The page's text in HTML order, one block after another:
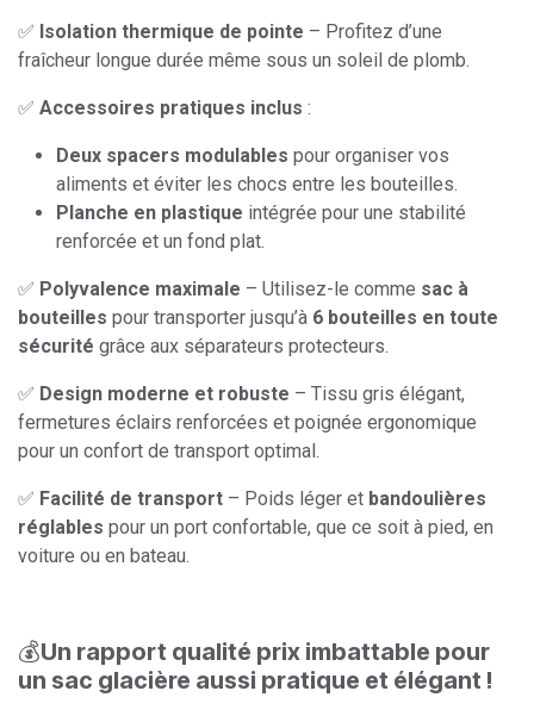
✅ Isolation thermique de pointe – Profitez d’une
fraîcheur longue durée même sous un soleil de plomb.
✅ Accessoires pratiques inclus :
Deux spacers modulables pour organiser vos
aliments et éviter les chocs entre les bouteilles.
Planche en plastique intégrée pour une stabilité
renforcée et un fond plat.
✅ Polyvalence maximale – Utilisez-le comme sac à
bouteilles pour transporter jusqu’à 6 bouteilles en toute
sécurité grâce aux séparateurs protecteurs.
✅ Design moderne et robuste – Tissu gris élégant,
fermetures éclairs renforcées et poignée ergonomique
pour un confort de transport optimal.
✅ Facilité de transport – Poids léger et bandoulières
réglables pour un port confortable, que ce soit à pied, en
voiture ou en bateau.
💰Un rapport qualité prix imbattable pour
un sac glacière aussi pratique et élégant !